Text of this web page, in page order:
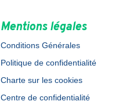
Mentions légales
Conditions Générales
Politique de confidentialité
Charte sur les cookies
Centre de confidentialité